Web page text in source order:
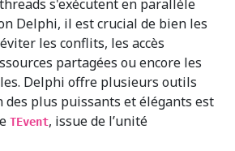
s'exécutent en parallèle
Delphi, il est crucial de bien les
les conflits, les accès
partagées ou encore les
Delphi offre plusieurs outils
des plus puissants et élégants est
TEvent, issue de l’unité